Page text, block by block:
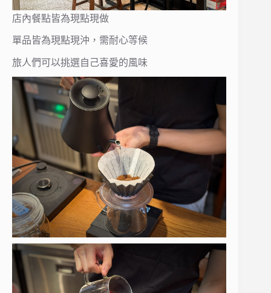
店內餐點皆為現點現做
單品皆為現點現沖，需耐心等候
旅人們可以挑選自己喜愛的風味